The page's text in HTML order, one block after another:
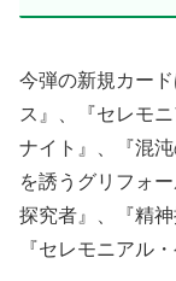
今弾の新規カー
ス』、『セレモ
ナイト』、『混
を誘うグリフォ
探究者』、『精
『セレモニアル